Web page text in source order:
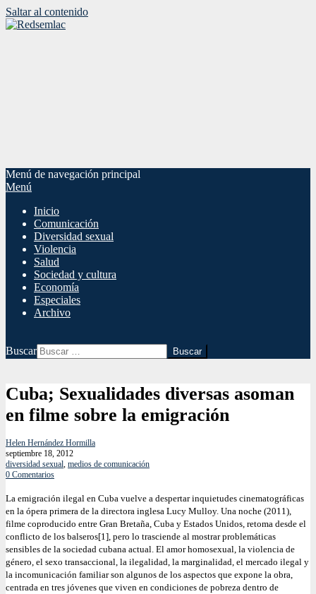
Saltar al contenido
Menú de navegación principal
Menú
Inicio
Comunicación
Diversidad sexual
Violencia
Salud
Sociedad y cultura
Economía
Especiales
Archivo
Buscar
Cuba; Sexualidades diversas asoman
en filme sobre la emigración
Helen Hernández Hormilla
septiembre 18, 2012
diversidad sexual, medios de comunicación
0 Comentarios
La emigración ilegal en Cuba vuelve a despertar inquietudes cinematográficas
en la ópera primera de la directora inglesa Lucy Mulloy. Una noche (2011),
filme coproducido entre Gran Bretaña, Cuba y Estados Unidos, retoma desde el
conflicto de los balseros[1], pero lo trasciende al mostrar problemáticas
sensibles de la sociedad cubana actual. El amor homosexual, la violencia de
género, el sexo transaccional, la ilegalidad, la marginalidad, el mercado ilegal y
la incomunicación familiar son algunos de los aspectos que expone la obra,
centrada en tres jóvenes que viven en condiciones de pobreza dentro de